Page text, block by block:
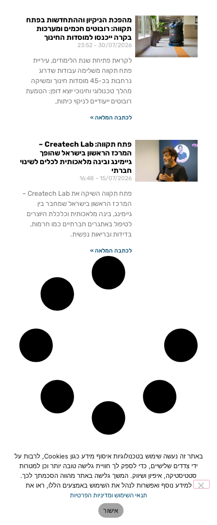
מהפכת הניקיון וההתחדשות בפתח
תקווה: רובוטים חכמים ומערכות
בקרה ייכנסו למוסדות החינוך
30/07/2026
לקראת פתיחת שנת הלימודים, עיריית
פתח תקווה משלימה עבודות שדרוג
נרחבות בכ-45 מוסדות חינוך ומשיקה
מהלך טכנולוגי וחינוכי יוצא דופן: הטמעת
רובוטים ייעודיים לניקוי כיתות,
לכתבה המלאה »
פתח תקווה: Createch Lab –
המרכז הראשון בישראל שהופך
גיימינג ובינה מלאכותית לכלים לשינוי
חברתי
15/07/2026
פתח תקווה השיקה את Createch Lab –
המרכז הראשון בישראל שמחבר בין
גיימינג, בינה מלאכותית וכלכלת היוצרים
לטיפול באתגרים חברתיים כמו חרמות,
בדידות ובריאות נפשית.
לכתבה המלאה »
תחזית מזג האוויר בפתח תקווה>>
באתר זה נעשה שימוש בטכנולוגיות איסוף מידע כגון Cookies, לרבות על
ידי צדדים שלישיים, כדי לספק לך חוויית גלישה טובה יותר וכן למטרות
סטטיסטיקה, איפיון ושיווק. המשך גלישה באתר מהווה הסכמתך לכך.
למידע נוסף ואפשרות לנהל את השימוש באמצעים הללו, ראו את
תנאי השימוש ומדיניות הפרטיות
אישור